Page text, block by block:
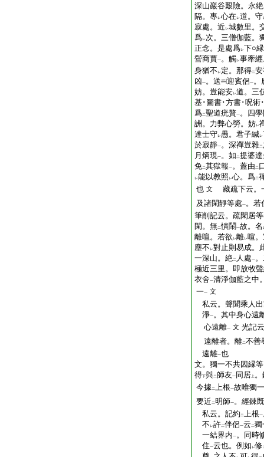
深山巖谷艱險。永絶
隔。專レ心在レ道。守
寂處。近 レ城數里。
爲レ次。三僧伽藍。
正念。是處爲レ下○
營商賈一。觸レ事牽
身猶不 レ定。那得二
凶一。送 迎賓侶一。
妨。豈能安レ道。三
基･圖書･方書･呪術
爲二聖道疣贅一。四
詶。力弊心勞。妨レ
達士守レ愚。君子緘レ
於寂靜一。深禪豈雜二
月炳現一。如 二提婆
免二其獄報一。蓋由 二
レ能以教照 レ心。爲二
也 文
藏疏下云。
及諸閑靜等處一。若
筆削記云。疏閑居
閑。無二憒鬧 一故。名
離喧。若欲 レ離レ喧
塵不 レ對止則易成。
一深山。絶二 人處一
極近三里。即放牧
衣舍一清淨伽藍之中
一一 文
私云。聲聞乘人
淨一。其中身心遠
心遠離一 文 光記
遠離者。離二不善
遠離一也
文。獨一不共因縁
得下與二師友一 同居 上
今據二上根一故唯獨一
要近 二明師一。經錬
私云。記約 二上根一
不 レ許二伴侶一云 二獨
一結界内一。同時
住一云也。例如 レ修